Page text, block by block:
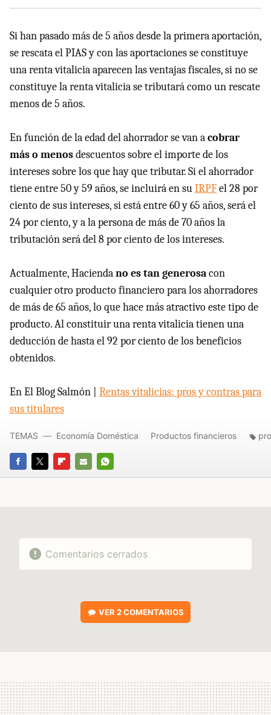
Si han pasado más de 5 años desde la primera aportación,
se rescata el PIAS y con las aportaciones se constituye
una renta vitalicia aparecen las ventajas fiscales, si no se
constituye la renta vitalicia se tributará como un rescate
menos de 5 años.
En función de la edad del ahorrador se van acobrar
más o menosdescuentos sobre el importe de los
intereses sobre los que hay que tributar. Si el ahorrador
tiene entre 50 y 59 años, se incluirá en suIRPFel 28 por
ciento de sus intereses, si está entre 60 y 65 años, será el
24 por ciento, y a la persona de más de 70 años la
tributación será del 8 por ciento de los intereses.
Actualmente, Haciendano es tan generosacon
cualquier otro producto financiero para los ahorradores
de más de 65 años, lo que hace más atractivo este tipo de
producto. Al constituir una renta vitalicia tienen una
deducción de hasta el 92 por ciento de los beneficios
obtenidos.
En El Blog Salmón | Rentas vitalicias: pros y contras para
sus titulares
FACEBOOK
TWITTERFLIPBOARD
E-
WHATSAPP
TEMAS Economía Doméstica Productos financieros
Comentarios cerrados
VER2 COMENTARIOS